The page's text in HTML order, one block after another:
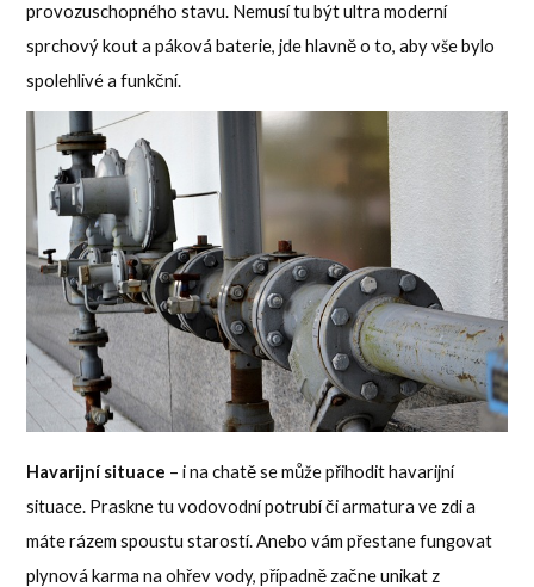
provozuschopného stavu. Nemusí tu být ultra moderní
sprchový kout a páková baterie, jde hlavně o to, aby vše bylo
spolehlivé a funkční.
Havarijní situace – i na chatě se může přihodit havarijní
situace. Praskne tu vodovodní potrubí či armatura ve zdi a
máte rázem spoustu starostí. Anebo vám přestane fungovat
plynová karma na ohřev vody, případně začne unikat z